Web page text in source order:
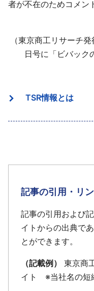
者が不在のためコメン
（東京商工リサーチ
日号に「ビバック
TSR情報とは
記事の引用・リ
記事の引用および
イトからの出典で
とができます。
（記載例）
東京商
イト ※当社名の短